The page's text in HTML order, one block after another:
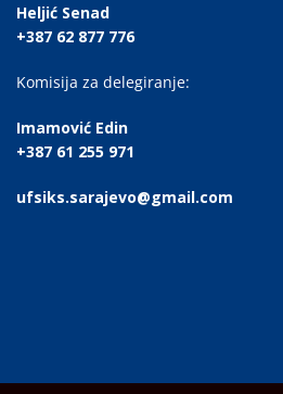
Heljić Senad
+387 62 877 776
Komisija za delegiranje:
Imamović Edin
+387 61 255 971
ufsiks.sarajevo@gmail.com